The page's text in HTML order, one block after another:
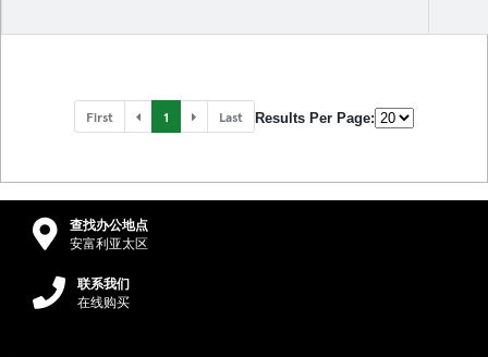
First 1 Last Results Per Page:
查找办公地点
安富利亚太区
联系我们
在线购买